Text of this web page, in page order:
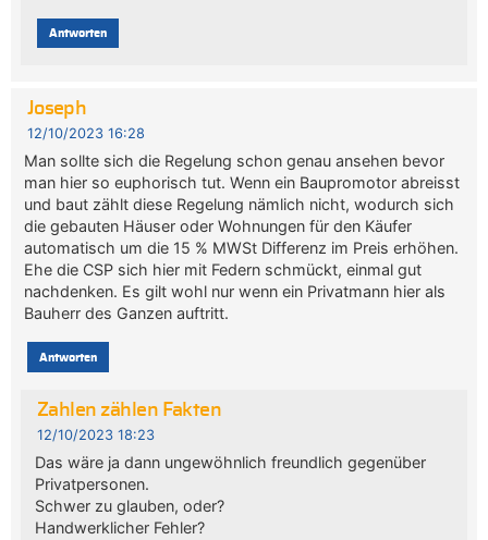
Antworten
Joseph
12/10/2023 16:28
Man sollte sich die Regelung schon genau ansehen bevor
man hier so euphorisch tut. Wenn ein Baupromotor abreisst
und baut zählt diese Regelung nämlich nicht, wodurch sich
die gebauten Häuser oder Wohnungen für den Käufer
automatisch um die 15 % MWSt Differenz im Preis erhöhen.
Ehe die CSP sich hier mit Federn schmückt, einmal gut
nachdenken. Es gilt wohl nur wenn ein Privatmann hier als
Bauherr des Ganzen auftritt.
Antworten
Zahlen zählen Fakten
12/10/2023 18:23
Das wäre ja dann ungewöhnlich freundlich gegenüber
Privatpersonen.
Schwer zu glauben, oder?
Handwerklicher Fehler?